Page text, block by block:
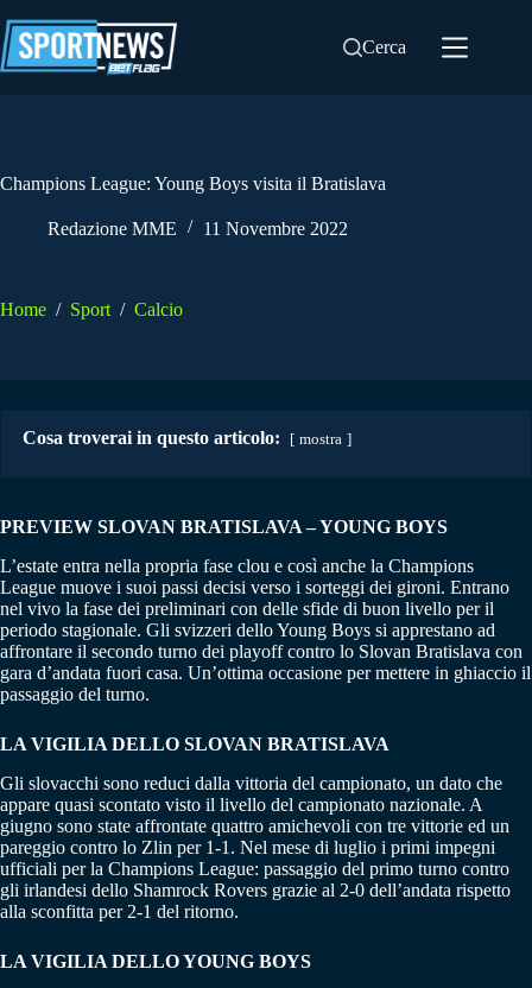
al
contenuto
Cerca
Champions League: Young Boys visita il Bratislava
Redazione MME 11 Novembre 2022
Home / Sport / Calcio
Cosa troverai in questo articolo: mostra
PREVIEW SLOVAN BRATISLAVA – YOUNG BOYS
L’estate entra nella propria fase clou e così anche la Champions
League muove i suoi passi decisi verso i sorteggi dei gironi. Entrano
nel vivo la fase dei preliminari con delle sfide di buon livello per il
periodo stagionale. Gli svizzeri dello Young Boys si apprestano ad
affrontare il secondo turno dei playoff contro lo Slovan Bratislava con
gara d’andata fuori casa. Un’ottima occasione per mettere in ghiaccio il
passaggio del turno.
LA VIGILIA DELLO SLOVAN BRATISLAVA
Gli slovacchi sono reduci dalla vittoria del campionato, un dato che
appare quasi scontato visto il livello del campionato nazionale. A
giugno sono state affrontate quattro amichevoli con tre vittorie ed un
pareggio contro lo Zlin per 1-1. Nel mese di luglio i primi impegni
ufficiali per la Champions League: passaggio del primo turno contro
gli irlandesi dello Shamrock Rovers grazie al 2-0 dell’andata rispetto
alla sconfitta per 2-1 del ritorno.
LA VIGILIA DELLO YOUNG BOYS